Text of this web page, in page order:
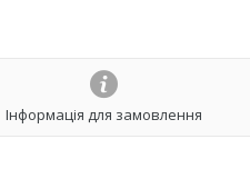
Інформація для замовлення